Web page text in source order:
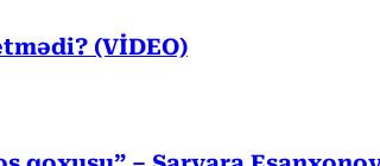
(VİDEO)